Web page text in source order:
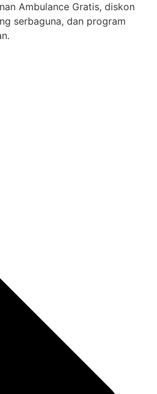
Ambulance Gratis, diskon
serbaguna, dan program